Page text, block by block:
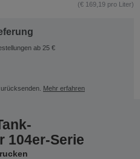
(€ 169,19 pro Liter)
ab 25 €
Mehr erfahren
104er-Serie